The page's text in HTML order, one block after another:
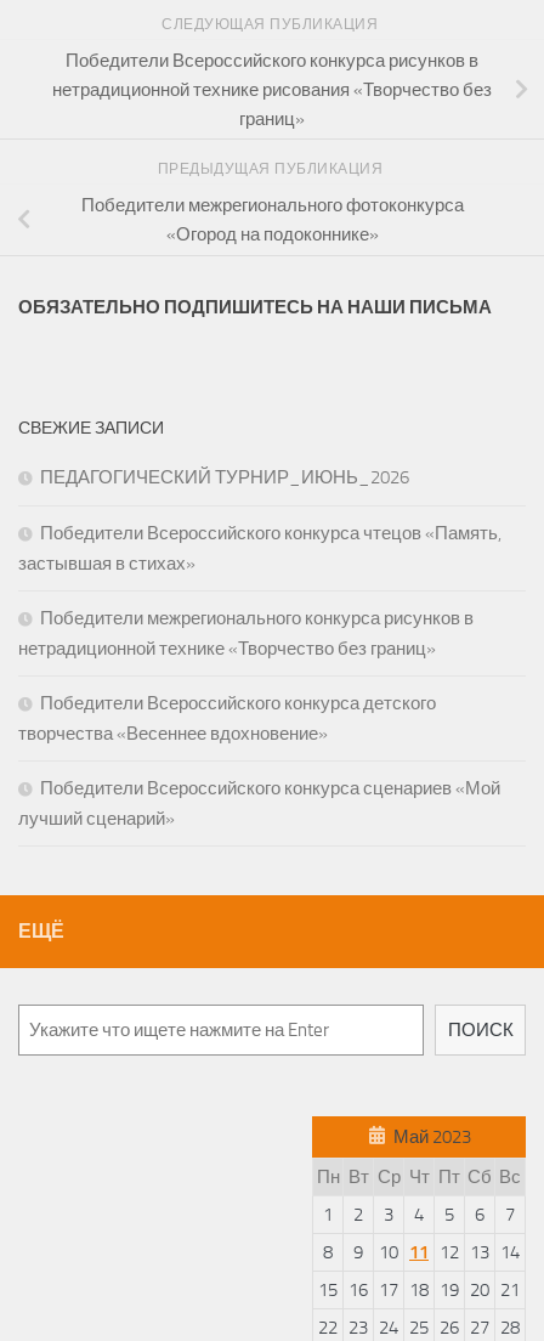
СЛЕДУЮЩАЯ ПУБЛИКАЦИЯ
Победители Всероссийского конкурса рисунков в
нетрадиционной технике рисования «Творчество без
границ»
ПРЕДЫДУЩАЯ ПУБЛИКАЦИЯ
Победители межрегионального фотоконкурса
«Огород на подоконнике»
ОБЯЗАТЕЛЬНО ПОДПИШИТЕСЬ НА НАШИ ПИСЬМА
СВЕЖИЕ ЗАПИСИ
ПЕДАГОГИЧЕСКИЙ ТУРНИР_ИЮНЬ_2026
Победители Всероссийского конкурса чтецов «Память,
застывшая в стихах»
Победители межрегионального конкурса рисунков в
нетрадиционной технике «Творчество без границ»
Победители Всероссийского конкурса детского
творчества «Весеннее вдохновение»
Победители Всероссийского конкурса сценариев «Мой
лучший сценарий»
ЕЩЁ
Поиск
ПОИСК
Май 2023
Пн Вт Ср Чт Пт Сб Вс
1
2 3 4 5 6
7
8
9 10 11 12 13
14
15
16 17 18 19 20 21
22 23 24 25 26 27 28